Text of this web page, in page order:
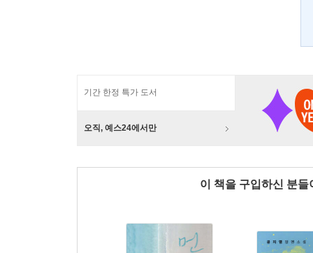
기간 한정 특가 도서
오직, 예스24에서만
이 책을 구입하신 분